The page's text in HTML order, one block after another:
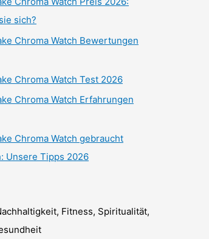
sich?
Chroma Watch Bewertungen
Chroma Watch Test 2026
Chroma Watch Erfahrungen
Chroma Watch gebraucht
Unsere Tipps 2026
Fitness, Spiritualität,